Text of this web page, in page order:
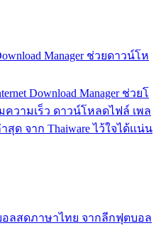
Manager ช่วยดาวน์โห
Download Manager ช่วยโ
ความเร็ว ดาวน์โหลดไฟล์ เพล
ด จาก Thaiware ไว้ใจได้แน่น
อลสดภาษาไทย จากลีกฟุตบอล